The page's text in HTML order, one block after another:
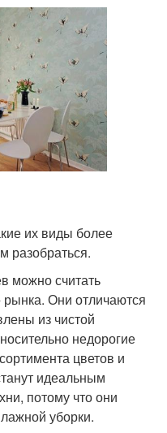
их виды более
разобраться.
можно считать
Они отличаются
из чистой
недорогие
цветов и
идеальным
потому что они
уборки.